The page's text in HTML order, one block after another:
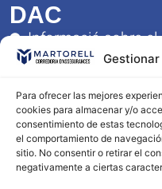
Para ofrecer las mejores
cookies para almacenar y/o
consentimiento de estas
el comportamiento de
sitio. No consentir o retirar el
negativamente a ciertas
DAC
Informació sobre el
Formulario de
Contacto
977 23 10 56
603 96 36 87